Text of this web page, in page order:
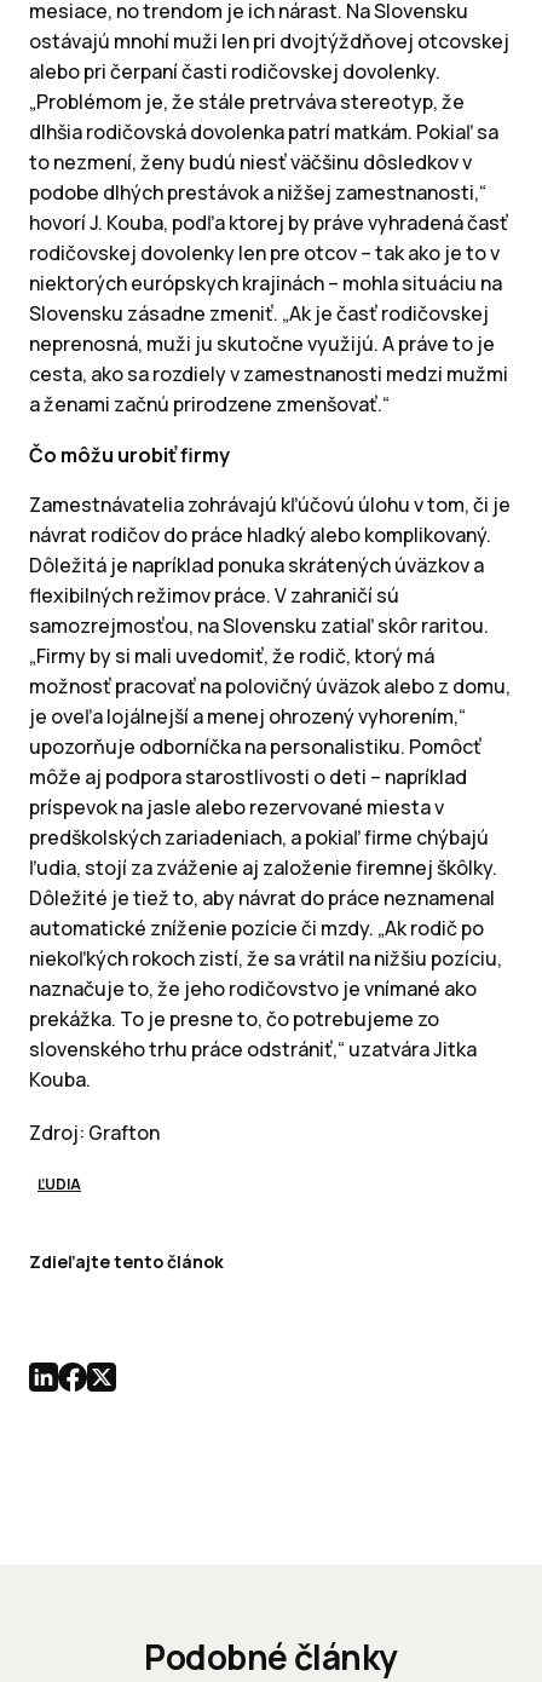
mesiace, no trendom je ich nárast. Na Slovensku
ostávajú mnohí muži len pri dvojtýždňovej otcovskej
alebo pri čerpaní časti rodičovskej dovolenky.
„Problémom je, že stále pretrváva stereotyp, že
dlhšia rodičovská dovolenka patrí matkám. Pokiaľ sa
to nezmení, ženy budú niesť väčšinu dôsledkov v
podobe dlhých prestávok a nižšej zamestnanosti,“
hovorí J. Kouba, podľa ktorej by práve vyhradená časť
rodičovskej dovolenky len pre otcov – tak ako je to v
niektorých európskych krajinách – mohla situáciu na
Slovensku zásadne zmeniť. „Ak je časť rodičovskej
neprenosná, muži ju skutočne využijú. A práve to je
cesta, ako sa rozdiely v zamestnanosti medzi mužmi
a ženami začnú prirodzene zmenšovať.“
Čo môžu urobiť firmy
Zamestnávatelia zohrávajú kľúčovú úlohu v tom, či je
návrat rodičov do práce hladký alebo komplikovaný.
Dôležitá je napríklad ponuka skrátených úväzkov a
flexibilných režimov práce. V zahraničí sú
samozrejmosťou, na Slovensku zatiaľ skôr raritou.
„Firmy by si mali uvedomiť, že rodič, ktorý má
možnosť pracovať na polovičný úväzok alebo z domu,
je oveľa lojálnejší a menej ohrozený vyhorením,“
upozorňuje odborníčka na personalistiku. Pomôcť
môže aj podpora starostlivosti o deti – napríklad
príspevok na jasle alebo rezervované miesta v
predškolských zariadeniach, a pokiaľ firme chýbajú
ľudia, stojí za zváženie aj založenie firemnej škôlky.
Dôležité je tiež to, aby návrat do práce neznamenal
automatické zníženie pozície či mzdy. „Ak rodič po
niekoľkých rokoch zistí, že sa vrátil na nižšiu pozíciu,
naznačuje to, že jeho rodičovstvo je vnímané ako
prekážka. To je presne to, čo potrebujeme zo
slovenského trhu práce odstrániť,“ uzatvára Jitka
Kouba.
Zdroj: Grafton
ĽUDIA
Zdieľajte tento článok
Podobné články